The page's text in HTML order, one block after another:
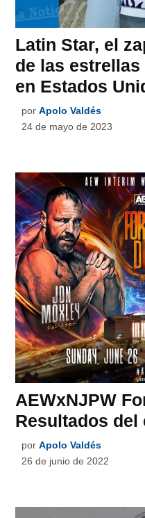
Latin Star, el
de las estrellas
en Estados
por Apolo Valdés
24 de mayo de 2023
AEWxNJPW
Resultados del
por Apolo Valdés
26 de junio de 2022